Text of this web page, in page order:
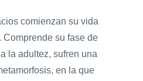
comienzan su vida
. Comprende su fase de
la adultez, sufren una
en la que